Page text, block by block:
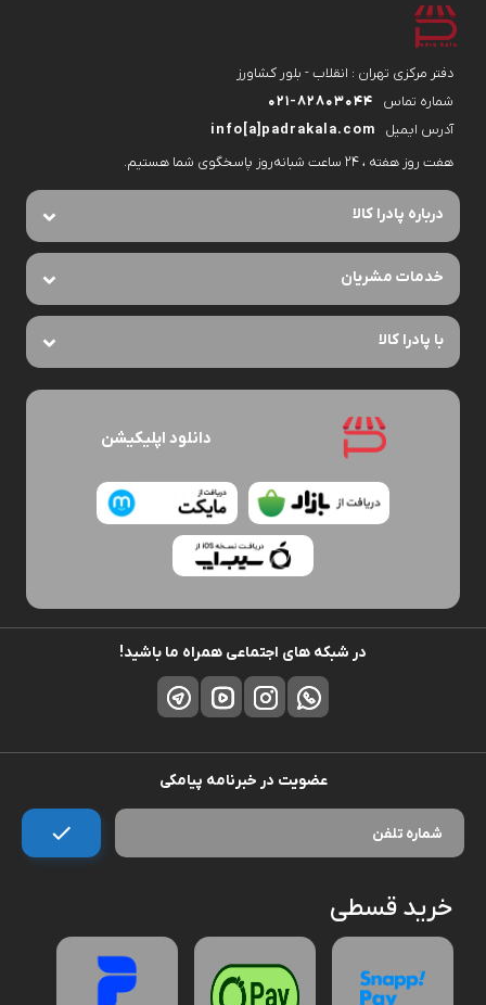
دفتر مرکزی تهران : انقلاب - بلور کشاورز
شماره تماس
۰۲۱-۸۲۸۰۳۰۴۴
آدرس ایمیل
info[a]padrakala.com
هفت روز هفته ، ۲۴ ساعت شبانه‌روز پاسخگوی شما هستیم.
درباره پادرا کالا
خدمات مشریان
با پادرا کالا
دانلود اپلیکیشن
در شبکه های اجتماعی همراه ما باشید!
عضویت در خبرنامه پیامکی
خرید قسطی